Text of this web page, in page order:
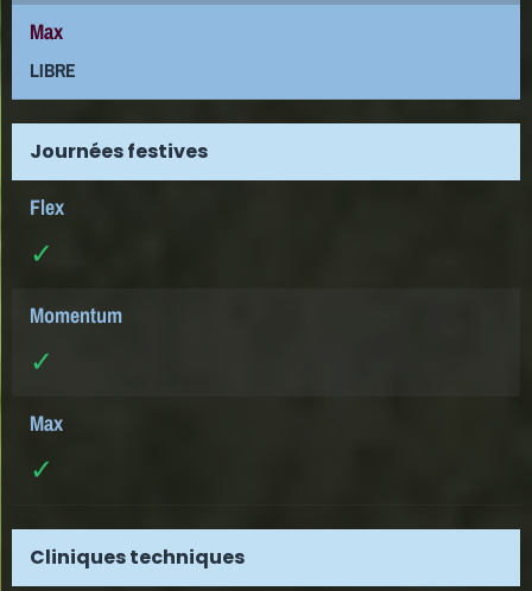
LIBRE
Journées festives
✓
✓
✓
Cliniques techniques